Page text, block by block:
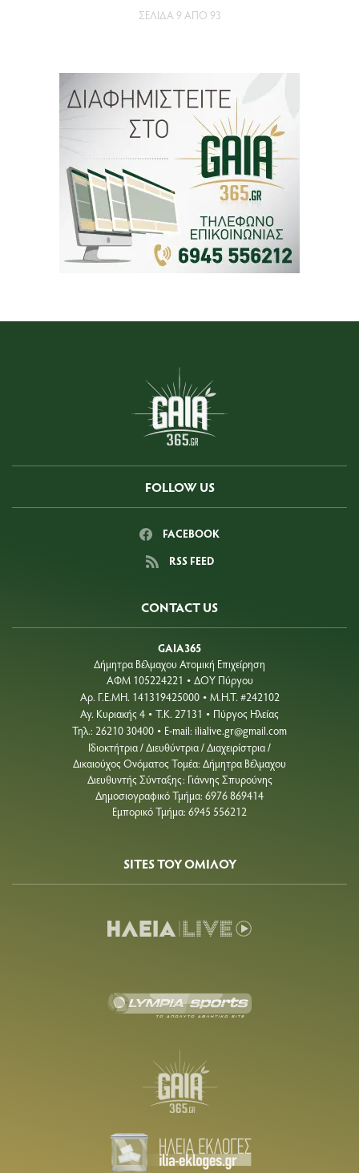
ΣΕΛΊΔΑ 9 ΑΠΌ 93
FOLLOW US
FACEBOOK
RSS FEED
CONTACT US
GAIA365
Δήμητρα Βέλμαχου Ατομική Επιχείρηση
ΑΦΜ 105224221 • ΔΟΥ Πύργου
Aρ. Γ.Ε.ΜΗ. 141319425000 • Μ.Η.Τ. #242102
Αγ. Κυριακής 4 • Τ.Κ. 27131 • Πύργος Ηλείας
Τηλ.: 26210 30400 • E-mail: ilialive.gr@gmail.com
Ιδιοκτήτρια / Διευθύντρια / Διαχειρίστρια /
Δικαιούχος Ονόματος Τομέα: Δήμητρα Βέλμαχου
Διευθυντής Σύνταξης: Γιάννης Σπυρούνης
Δημοσιογραφικό Τμήμα: 6976 869414
Εμπορικό Τμήμα: 6945 556212
SITES ΤΟΥ ΟΜΙΛΟΥ